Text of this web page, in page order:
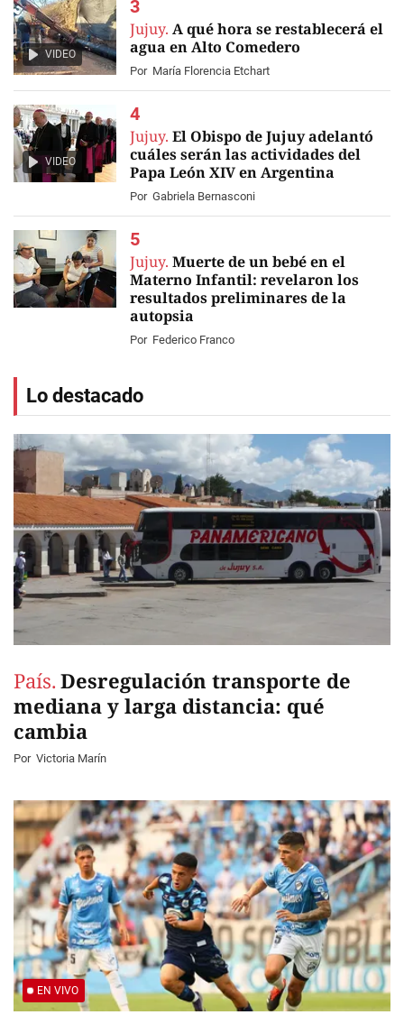
VIDEO
Jujuy. A qué hora se restablecerá el
agua en Alto Comedero
Por María Florencia Etchart
VIDEO
Jujuy. El Obispo de Jujuy adelantó
cuáles serán las actividades del
Papa León XIV en Argentina
Por Gabriela Bernasconi
Jujuy. Muerte de un bebé en el
Materno Infantil: revelaron los
resultados preliminares de la
autopsia
Por Federico Franco
Lo destacado
País. Desregulación transporte de
mediana y larga distancia: qué
cambia
Por Victoria Marín
EN VIVO